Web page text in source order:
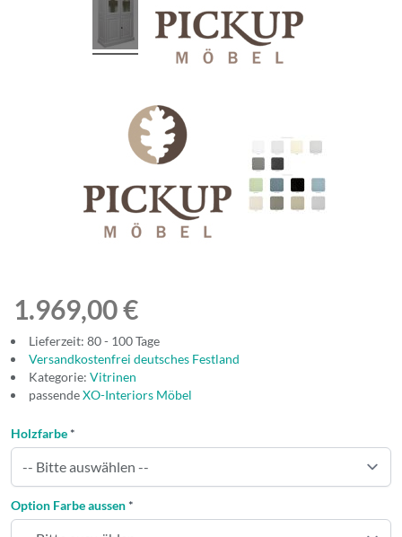
1.969,00 €
Lieferzeit: 80 - 100 Tage
Versandkostenfrei deutsches Festland
Kategorie: Vitrinen
passendeXO-Interiors Möbel
Holzfarbe *
Option Farbe aussen *